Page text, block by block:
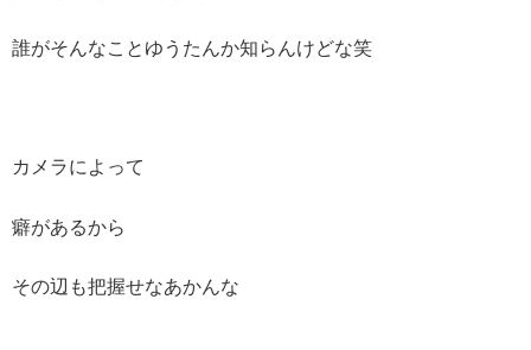
誰がそんなことゆうたんか知らんけどな笑
カメラによって
癖があるから
その辺も把握せなあかんな